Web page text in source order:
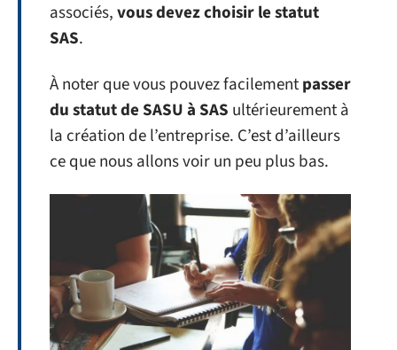
associés,vous devez choisir le statut
SAS.
À noter que vous pouvez facilementpasser
du statut de SASU à SAS ultérieurement à
la création de l’entreprise. C’est d’ailleurs
ce que nous allons voir un peu plus bas.